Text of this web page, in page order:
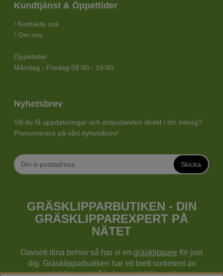
Kundtjänst & Öppettider
Kontakta oss
Om oss
Öppettider:
Måndag - Fredag 09.00 - 16:00
Nyhetsbrev
Vill du få uppdateringar och erbjudanden direkt i din inkorg?
Prenumerera på vårt nyhetsbrev!
Skicka
GRÄSKLIPPARBUTIKEN - DIN
GRÄSKLIPPAREXPERT PÅ
NÄTET
Oavsett dina behov så har vi en gräsklippare för just
dig. Gräsklipparbutiken har ett brett sortiment av